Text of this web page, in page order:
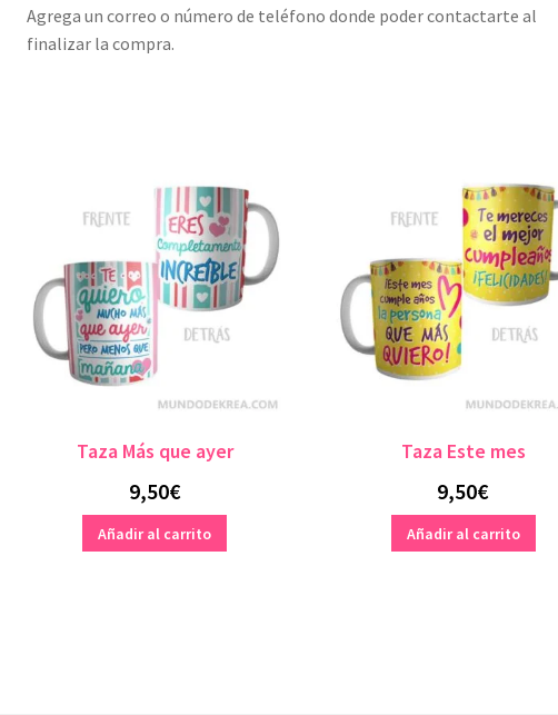
Agrega un correo o número de teléfono donde poder contactarte al
finalizar la compra.
Taza Más que ayer
9,50€
Añadir al carrito
Taza Este mes
9,50€
Añadir al carrito